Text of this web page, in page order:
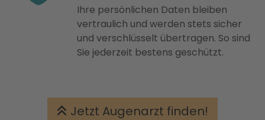
Ihre persönlichen Daten bleiben
vertraulich und werden stets sicher
und verschlüsselt übertragen. So sind
Sie jederzeit bestens geschützt.
Jetzt Augenarzt finden!